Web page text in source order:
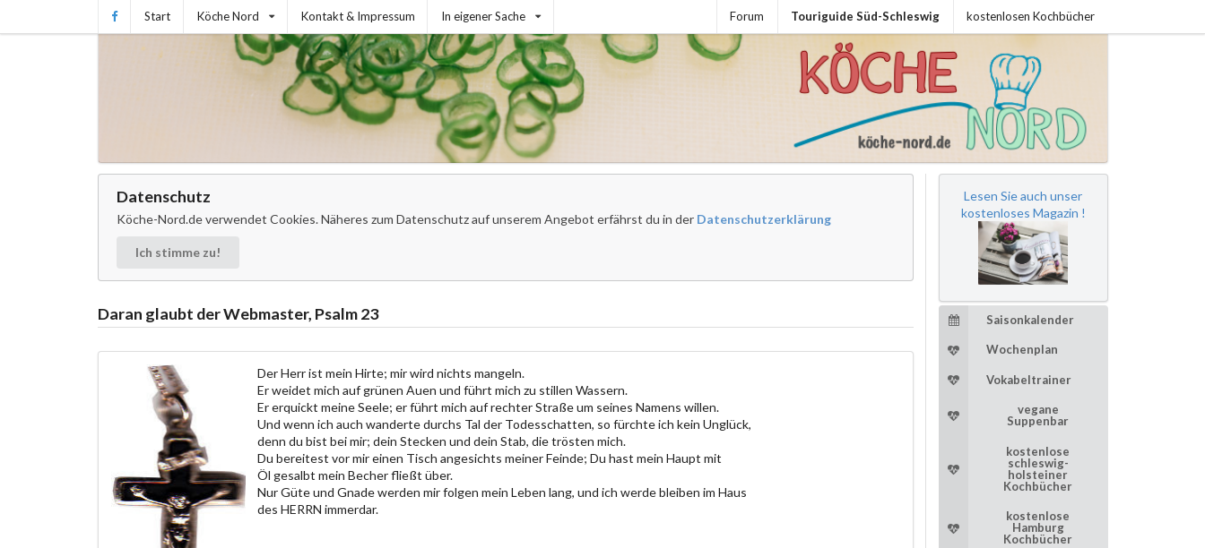
Start Köche Nord Kontakt & Impressum In eigener Sache Forum Touriguide Süd-Schleswig kostenlosen Kochbücher
Datenschutz
Köche-Nord.de verwendet Cookies. Näheres zum Datenschutz auf unserem Angebot erfährst du in der Datenschutzerklärung
Ich stimme zu!
Daran glaubt der Webmaster, Psalm 23
Der Herr ist mein Hirte; mir wird nichts mangeln.
Er weidet mich auf grünen Auen und führt mich zu stillen Wassern.
Er erquickt meine Seele; er führt mich auf rechter Straße um seines Namens willen.
Und wenn ich auch wanderte durchs Tal der Todesschatten, so fürchte ich kein Unglück,
denn du bist bei mir; dein Stecken und dein Stab, die trösten mich.
Du bereitest vor mir einen Tisch angesichts meiner Feinde; Du hast mein Haupt mit
Öl gesalbt mein Becher fließt über.
Nur Güte und Gnade werden mir folgen mein Leben lang, und ich werde bleiben im Haus
des HERRN immerdar.
Lesen Sie auch unser
kostenloses Magazin !
Saisonkalender
Wochenplan
Vokabeltrainer
vegane
Suppenbar
kostenlose
schleswig-
holsteiner
Kochbücher
kostenlose
Hamburg
Kochbücher